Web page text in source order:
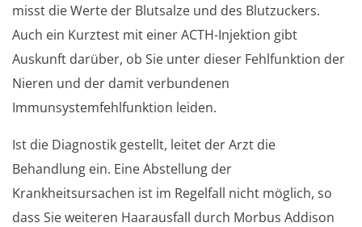
misst die Werte der Blutsalze und des Blutzuckers.
Auch ein Kurztest mit einer ACTH-Injektion gibt
Auskunft darüber, ob Sie unter dieser Fehlfunktion der
Nieren und der damit verbundenen
Immunsystemfehlfunktion leiden.
Ist die Diagnostik gestellt, leitet der Arzt die
Behandlung ein. Eine Abstellung der
Krankheitsursachen ist im Regelfall nicht möglich, so
dass Sie weiteren Haarausfall durch Morbus Addison